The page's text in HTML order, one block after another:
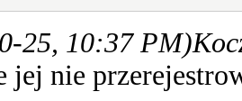
25, 10:37 PM)
jej nie